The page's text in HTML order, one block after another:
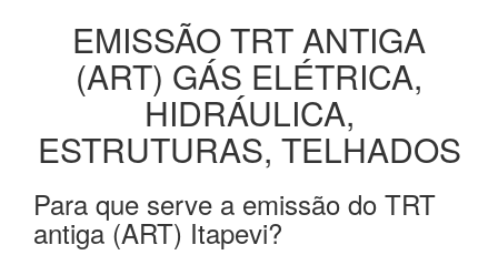
EMISSÃO TRT ANTIGA
(ART) GÁS ELÉTRICA,
HIDRÁULICA,
ESTRUTURAS, TELHADOS
Para que serve a emissão do TRT
antiga (ART) Itapevi?